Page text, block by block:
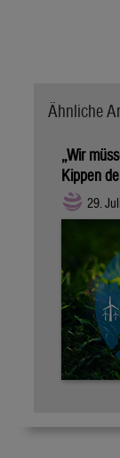
Ähnliche
„Wir
Kippen
29.